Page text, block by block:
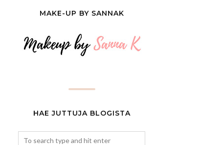
MAKE-UP BY SANNAK
HAE JUTTUJA BLOGISTA